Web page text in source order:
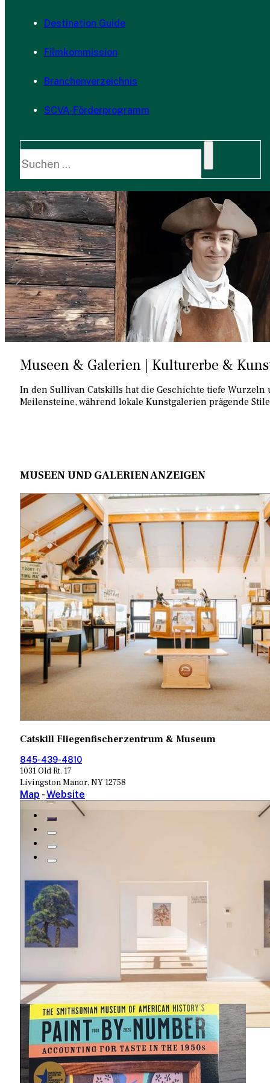
Destination Guide
Filmkommission
Branchenverzeichnis
SCVA-Förderprogramm
Museen & Galerien | Kulturerbe &
In den Sullivan Catskills hat die Geschichte tiefe
Meilensteine, während lokale Kunstgalerien prägende
MUSEEN UND GALERIEN ANZEIGEN
Catskill Fliegenfischerzentrum & Museum
845-439-4810
1031 Old Rt. 17
Livingston Manor, NY 12758
Map -Website
Catskill Kunstraum
845-436-4227
48 Main St
Mehr anzeigen
BEVORSTEHENDE VERANSTALTUNGEN